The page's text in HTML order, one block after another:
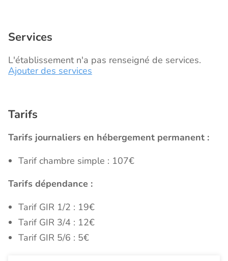
Services
L'établissement n'a pas renseigné de services.
Ajouter des services
Tarifs
Tarifs journaliers en hébergement permanent :
Tarif chambre simple : 107€
Tarifs dépendance :
Tarif GIR 1/2 : 19€
Tarif GIR 3/4 : 12€
Tarif GIR 5/6 : 5€